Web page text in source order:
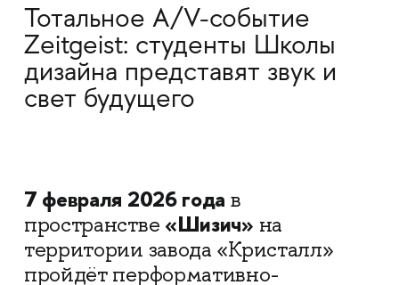
Тотальное A/V-событие
Zeitgeist: студенты Школы
дизайна представят звук и
свет будущего
7 февраля 2026 года в
пространстве «Шизич» на
территории завода «Кристалл»
пройдёт перформативно-